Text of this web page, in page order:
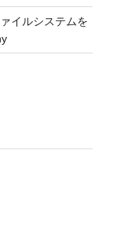
イルシステムを